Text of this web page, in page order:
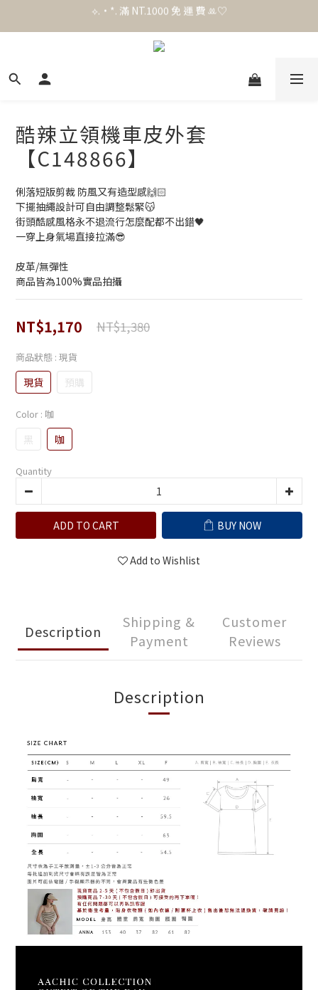
官 網 加 入 會 員 贈 50 元 購 物 金 .ᐟ.ᐟ.ᐟ
官 網 加 入 會 員 贈 50 元 購 物 金 .ᐟ.ᐟ.ᐟ
⟡.·*. 滿 NT.1000 免 運 費 ꔛ♡
酷辣立領機車皮外套
【C148866】
俐落短版剪裁 防風又有造型感🙌🏻
下擺抽繩設計可自由調整鬆緊😽
街頭酷感風格永不退流行怎麼配都不出錯🖤
一穿上身氣場直接拉滿😎
皮革/無彈性
商品皆為100%實品拍攝
NT$1,170 NT$1,380
商品狀態 : 現貨
現貨 預購
Color : 咖
黑 咖
Quantity
ADD TO CART BUY NOW
Add to Wishlist
Description
Shipping &
Payment
Customer
Reviews
Description